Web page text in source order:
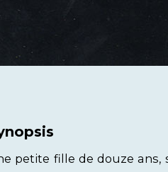
petite fille de douze